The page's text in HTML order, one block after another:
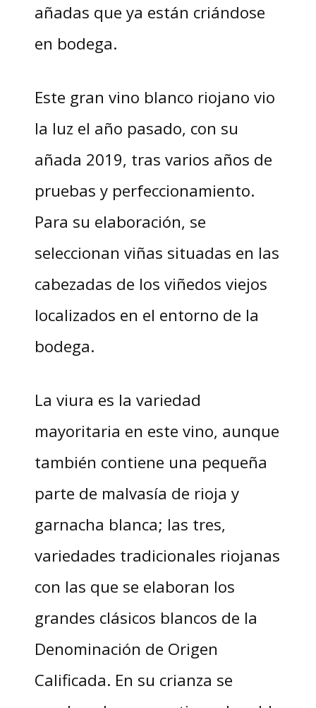
añadas que ya están criándose
en bodega.
Este gran vino blanco riojano vio
la luz el año pasado, con su
añada 2019, tras varios años de
pruebas y perfeccionamiento.
Para su elaboración, se
seleccionan viñas situadas en las
cabezadas de los viñedos viejos
localizados en el entorno de la
bodega.
La viura es la variedad
mayoritaria en este vino, aunque
también contiene una pequeña
parte de malvasía de rioja y
garnacha blanca; las tres,
variedades tradicionales riojanas
con las que se elaboran los
grandes clásicos blancos de la
Denominación de Origen
Calificada. En su crianza se